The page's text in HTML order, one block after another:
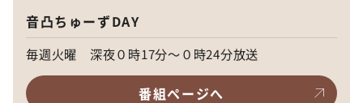
音凸ちゅーずDAY
毎週火曜 深夜０時17分～０時24分放送
番組ページへ